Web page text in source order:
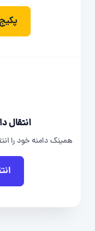
انتقال
همینک دامنه خود را